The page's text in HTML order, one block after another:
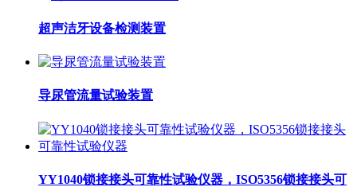
超声洁牙设备检测装置
导尿管流量试验装置
YY1040锁接接头可靠性试验仪器，ISO5356锁接接头可